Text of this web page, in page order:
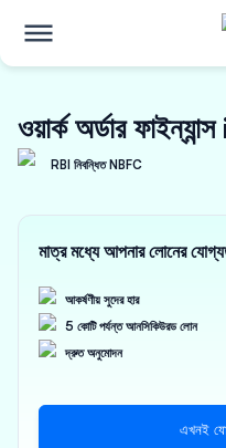
ওয়ার্ক অর্ডার
RBI নিবন্ধিত NBFC
মাত্র মধ্যে আপনার লোনের
আকর্ষণীয় সুদের হার
5 কোটি পর্যন্ত আনসিকিউরড লোন
দ্রুত অনুমোদন
এখনই